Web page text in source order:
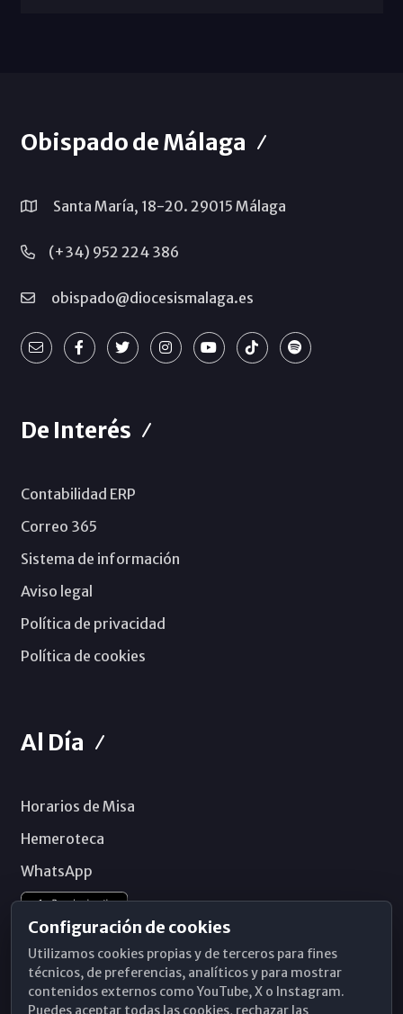
Obispado de Málaga
Santa María, 18-20. 29015 Málaga
(+34) 952 224 386
obispado@diocesismalaga.es
De Interés
Contabilidad ERP
Correo 365
Sistema de información
Aviso legal
Política de privacidad
Política de cookies
Al Día
Horarios de Misa
Hemeroteca
WhatsApp
Configuración de cookies
Utilizamos cookies propias y de terceros para fines
técnicos, de preferencias, analíticos y para mostrar
contenidos externos como YouTube, X o Instagram.
Puedes aceptar todas las cookies, rechazar las